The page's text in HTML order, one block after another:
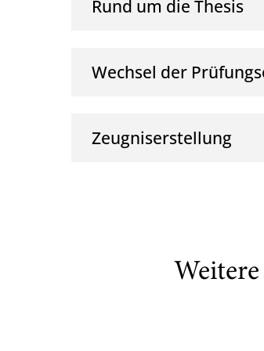
Rund um die Thesis
Wechsel der
Zeugniserstellung